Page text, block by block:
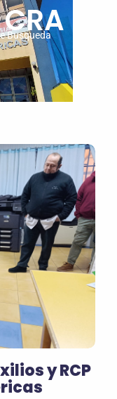
Busqueda
y RCP